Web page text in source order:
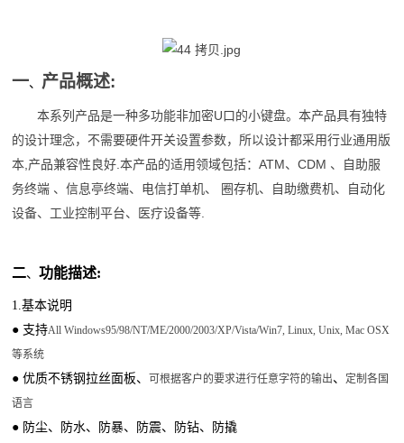
一、 产品概述:
本系列产品是一种多功能非加密U 口的小键盘。本产品具有独特
的设计理念，不需要硬件开关设置参数，所以设计都采用行业通用版
本 产品兼容性良好 .本产品的适用领域包括：ATM、CDM 、自助服
务终端 、信息亭终端、电信打单机、
圈存机、自助缴费机、自动化
设备、工业控制平台、医疗设备等
二、功能描述:
1.基本说明
● 支持All Windows95/98/NT/ME/2000/2003/XP/Vista/Win7, Linux, Unix, Mac OSX
等系统
● 优质不锈钢拉丝面板、可根据客户的要求进行任意字符的输出、 定制各国
语言
● 防尘、防水、防暴、防震、防钻、防撬